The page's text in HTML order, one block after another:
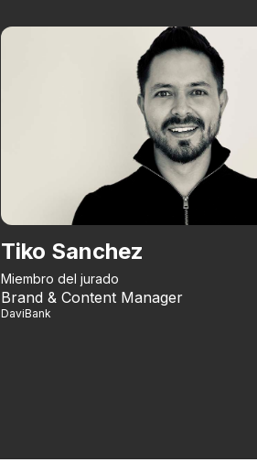
Tiko Sanchez
Miembro del jurado
Brand & Content Manager
DaviBank